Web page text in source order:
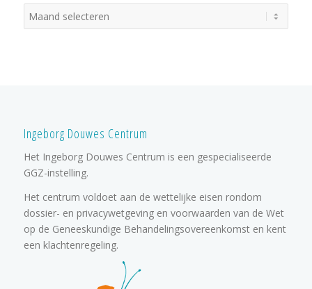
Ingeborg Douwes Centrum
Het Ingeborg Douwes Centrum is een gespecialiseerde
GGZ-instelling.
Het centrum voldoet aan de wettelijke eisen rondom
dossier- en privacywetgeving en voorwaarden van de Wet
op de Geneeskundige Behandelingsovereenkomst en kent
een klachtenregeling.